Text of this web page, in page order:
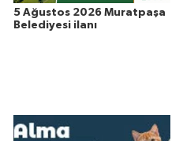
5 Ağustos 2026 Muratpaşa
Belediyesi ilanı